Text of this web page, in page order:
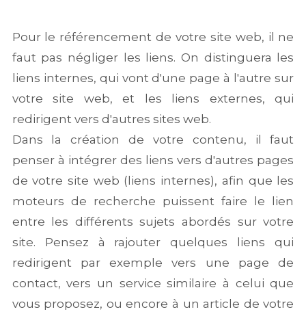
Pour le référencement de votre site web, il ne
faut pas négliger les liens. On distinguera les
liens internes, qui vont d'une page à l'autre sur
votre site web, et les liens externes, qui
redirigent vers d'autres sites web.
Dans la création de votre contenu, il faut
penser à intégrer des liens vers d'autres pages
de votre site web (liens internes), afin que les
moteurs de recherche puissent faire le lien
entre les différents sujets abordés sur votre
site. Pensez à rajouter quelques liens qui
redirigent par exemple vers une page de
contact, vers un service similaire à celui que
vous proposez, ou encore à un article de votre